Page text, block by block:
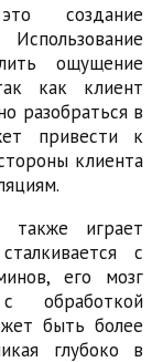
создание
ощущение
как клиент
разобраться в
привести к
клиента
также играет
с
его мозг
обработкой
быть более
глубоко в